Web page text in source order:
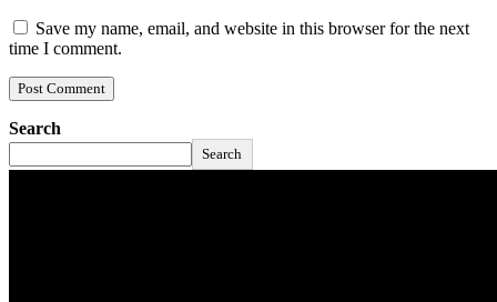
Save my name, email, and website in this browser for the next
time I comment.
Search
Search